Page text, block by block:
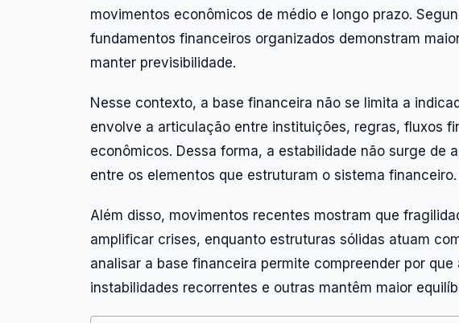
movimentos econômicos de médio e longo prazo.
fundamentos financeiros organizados demonstram
manter previsibilidade.
Nesse contexto, a base financeira não se limita a
envolve a articulação entre instituições, regras, fluxos
econômicos. Dessa forma, a estabilidade não surge de
entre os elementos que estruturam o sistema financeiro.
Além disso, movimentos recentes mostram que
amplificar crises, enquanto estruturas sólidas atuam
analisar a base financeira permite compreender por
instabilidades recorrentes e outras mantêm maior